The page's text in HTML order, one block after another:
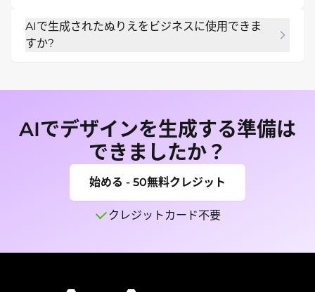
す。印刷、Web、ソーシャル、または PDF で使用
するバージョンが必要な場合は、代替サイズをリク
AIで生成されたぬりえをビジネスに使用できま
すか?
送信する前に、対象年齢、線の明瞭さ、名前の綴
り、印刷余白、および参考資料の使用権を確認して
AIでデザインを生成する準備は
できましたか？
始める - 50無料クレジット
クレジットカード不要